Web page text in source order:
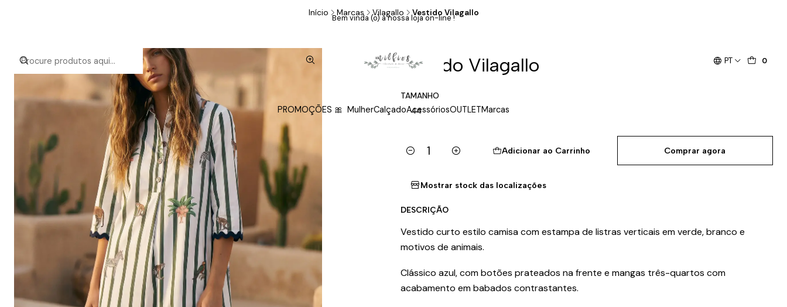
PT 0
PROMOÇÕES 🎀 MulherCalçadoAcessóriosOUTLETMarcas
Bem vinda (o) à nossa loja on-line !
Início Marcas Vilagallo Vestido Vilagallo
Vestido Vilagallo
TAMANHO
44
Quantidade
Adicionar ao Carrinho Comprar agora
Mostrar stock das localizações
DESCRIÇÃO
Vestido curto estilo camisa com estampa de listras verticais em verde, branco e
motivos de animais.
Clássico azul, com botões prateados na frente e mangas três-quartos com
acabamento em babados contrastantes.